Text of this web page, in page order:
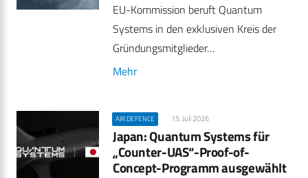
EU-Kommission beruft Quantum
Systems in den exklusiven Kreis der
Gründungsmitglieder…
Mehr
AIR DEFENCE 15. Juli 2026
Japan: Quantum Systems für
„Counter-UAS“-Proof-of-
Concept-Programm ausgewählt